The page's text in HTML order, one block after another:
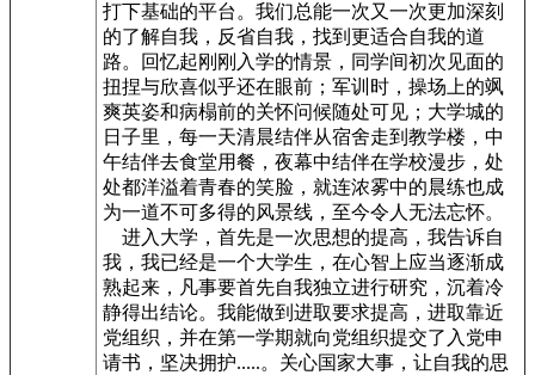
打下基础的平台。我们总能一次又一次更加深刻
的了解自我，反省自我，找到更适合自我的道
路。回忆起刚刚入学的情景，同学间初次见面的
扭捏与欣喜似乎还在眼前；军训时，操场上的飒
爽英姿和病榻前的关怀问候随处可见；大学城的
日子里，每一天清晨结伴从宿舍走到教学楼，中
午结伴去食堂用餐，夜幕中结伴在学校漫步，处
处都洋溢着青春的笑脸，就连浓雾中的晨练也成
为一道不可多得的风景线，至今令人无法忘怀。
进入大学，首先是一次思想的提高，我告诉自
我，我已经是一个大学生，在心智上应当逐渐成
熟起来，凡事要首先自我独立进行研究，沉着冷
静得出结论。我能做到进取要求提高，进取靠近
党组织，并在第一学期就向党组织提交了入党申
请书，坚决拥护.....。关心国家大事，让自我的思